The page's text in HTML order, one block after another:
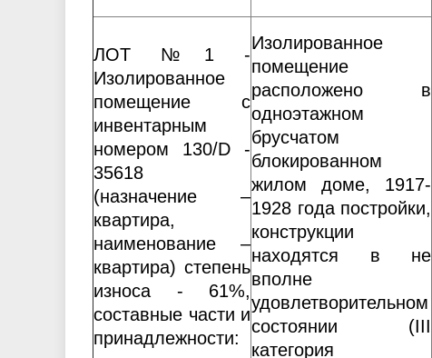
ЛОТ №1 -
Изолированное
помещение с
инвентарным
номером 130/D -
35618
(назначение –
квартира,
наименование –
квартира) степень
износа - 61%,
составные части и
принадлежности:
Изолированное
помещение
расположено в
одноэтажном
брусчатом
блокированном
жилом доме, 1917-
1928 года постройки,
конструкции
находятся в не
вполне
удовлетворительном
состоянии (III
категория